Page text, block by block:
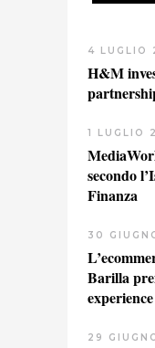
4 LUGLIO
H&M
1 LUGLIO
secondo
Finanza
30
Barilla
29